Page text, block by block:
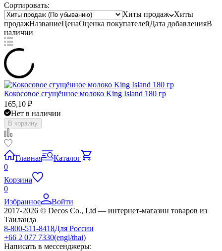
Сортировать:
Хиты продаж
Хиты
продажНазваниеЦенаОценка покупателейДата добавленияВ
наличии
Кокосовое сгущённое молоко King Island 180 гр
165,10 ₽
Нет в наличии
В корзину
Главная
Каталог
0
Корзина
0
Избранное
Войти
2017-2026 © Decos Co., Ltd — интернет-магазин товаров из
Таиланда
8-800-511-8418Для России
+66 2 077 7330(engl/thai)
Написать в мессенджеры: